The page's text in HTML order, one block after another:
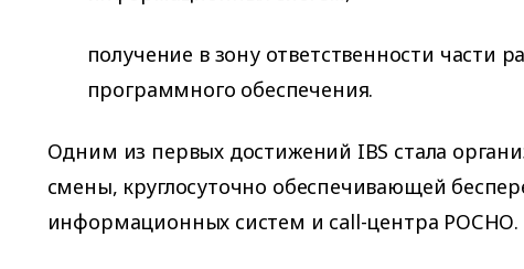
получение в зону ответственности части
программного обеспечения.
Одним из первых достижений IBS стала
смены, круглосуточно обеспечивающей
информационных систем и call-центра РОСНО.